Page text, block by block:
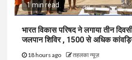
1 min read
भारत विकास परिषद ने लगाया तीन
जलपान शिविर , 1500 से अधिक
18 hours ago तहलका न्यूज़